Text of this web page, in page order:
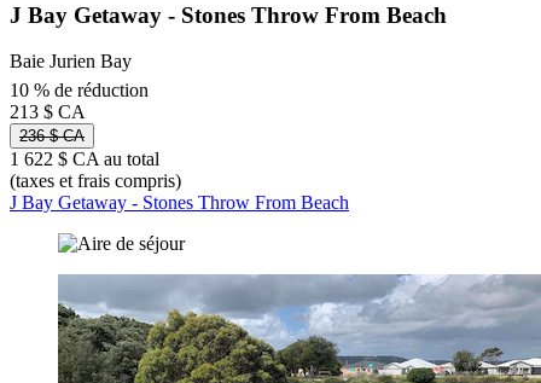
J Bay Getaway - Stones Throw From Beach
Baie Jurien Bay
10 % de réduction
213 $ CA
236 $ CA
1 622 $ CA au total
(taxes et frais compris)
J Bay Getaway - Stones Throw From Beach